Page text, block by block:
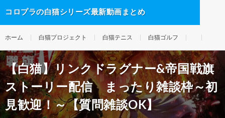
コロプラの白猫シリーズ最新動画まとめ
ホーム 白猫プロジェクト 白猫テニス 白猫ゴルフ
【白猫】リンクドラグナー&帝国戦旗
ストーリー配信 まったり雑談枠～初
見歓迎！～【質問雑談OK】